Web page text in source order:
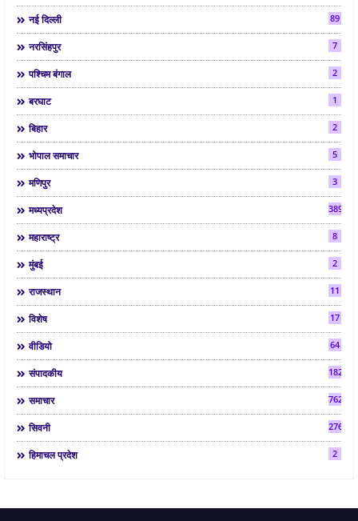
नई दिल्ली 89
नरसिंहपुर 7
पश्चिम बंगाल 2
बरघाट 1
बिहार 2
भोपाल समाचार 5
मणिपुर 3
मध्यप्रदेश 3892
महाराष्ट्र 8
मुंबई 2
राजस्थान 11
विशेष 17
वीडियो 64
संपादकीय 182
समाचार 7624
सिवनी 2763
हिमाचल प्रदेश 2